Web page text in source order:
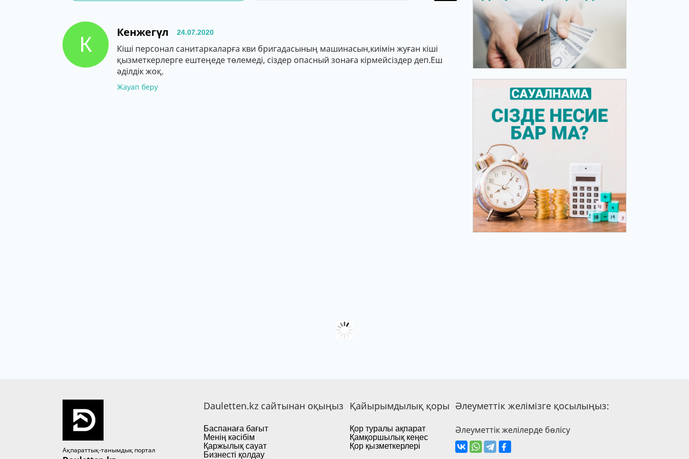
К
Кенжегүл 24.07.2020
Кіші персонал санитаркаларға кви бригадасының машинасын,киімін жуған кіші
қызметкерлерге ештеңеде төлемеді, сіздер опасный зонаға кірмейсіздер деп.Еш
әділдік жоқ.
Жауап беру
Ақпараттық-танымдық портал
Dauletten.kz сайтынан оқыңыз
Баспанаға бағыт
Менің кәсібім
Қаржылық сауат
Бизнесті қолдау
Қайырымдылық қоры
Қор туралы ақпарат
Қамқоршылық кеңес
Қор қызметкерлері
Әлеуметтік желімізге қосылыңыз:
Әлеуметтік желілерде бөлісу